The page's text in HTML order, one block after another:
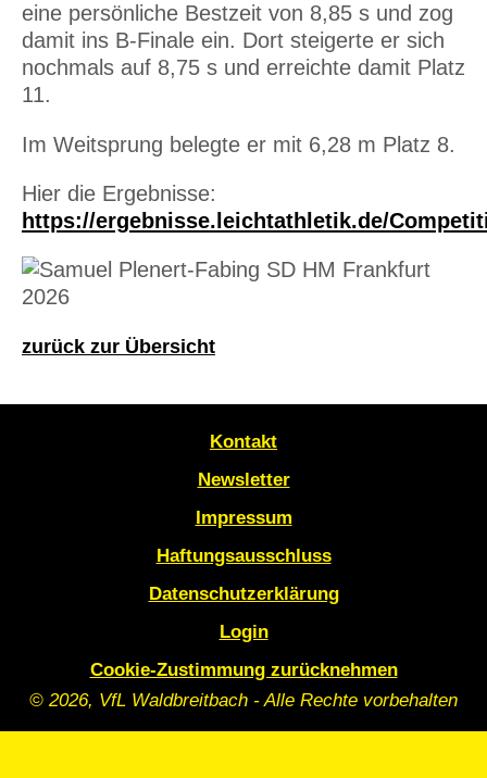
eine persönliche Bestzeit von 8,85 s und zog
damit ins B-Finale ein. Dort steigerte er sich
nochmals auf 8,75 s und erreichte damit Platz
11.
Im Weitsprung belegte er mit 6,28 m Platz 8.
Hier die Ergebnisse:
https://ergebnisse.leichtathletik.de/
zurück zur Übersicht
Kontakt
Newsletter
Impressum
Haftungsausschluss
Datenschutzerklärung
Login
Cookie-Zustimmung zurücknehmen
© 2026, VfL Waldbreitbach - Alle Rechte vorbehalten